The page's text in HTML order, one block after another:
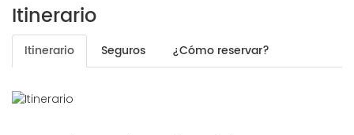
Itinerario
Itinerario Seguros ¿Cómo reservar?